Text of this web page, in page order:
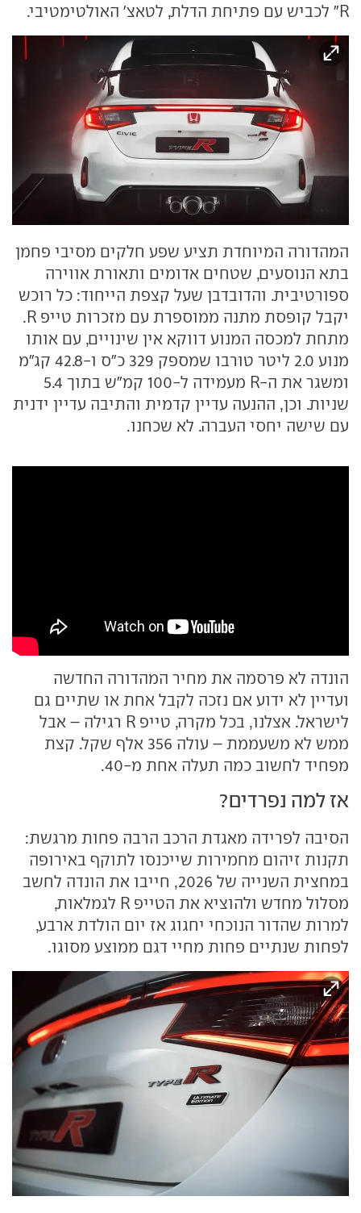
R" לכביש עם פתיחת הדלת, לטאצ' האולטימטיבי.
המהדורה המיוחדת תציע שפע חלקים מסיבי פחמן
בתא הנוסעים, שטחים אדומים ותאורת אווירה
ספורטיבית. והדובדבן שעל קצפת הייחוד: כל רוכש
יקבל קופסת מתנה ממוספרת עם מזכרות טייפ R.
מתחת למכסה המנוע דווקא אין שינויים, עם אותו
מנוע 2.0 ליטר טורבו שמספק 329 כ"ס ו-42.8 קג"מ
ומשגר את ה-R מעמידה ל-100 קמ"ש בתוך 5.4
שניות. וכן, ההנעה עדיין קדמית והתיבה עדיין ידנית
עם שישה יחסי העברה. לא שכחנו.
הונדה לא פרסמה את מחיר המהדורה החדשה
ועדיין לא ידוע אם נזכה לקבל אחת או שתיים גם
לישראל. אצלנו, בכל מקרה, טייפ R רגילה – אבל
ממש לא משעממת – עולה 356 אלף שקל. קצת
מפחיד לחשוב כמה תעלה אחת מ-40.
אז למה נפרדים?
הסיבה לפרידה מאגדת הרכב הרבה פחות מרגשת:
תקנות זיהום מחמירות שייכנסו לתוקף באירופה
במחצית השנייה של 2026, חייבו את הונדה לחשב
מסלול מחדש ולהוציא את הטייפ R לגמלאות,
למרות שהדור הנוכחי יחגוג אז יום הולדת ארבע,
לפחות שנתיים פחות מחיי דגם ממוצע מסוגו.